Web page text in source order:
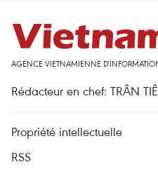
AGENCE VIETNAMIENNE
Rédacteur en chef: TRÂN
Propriété intellectuelle
RSS